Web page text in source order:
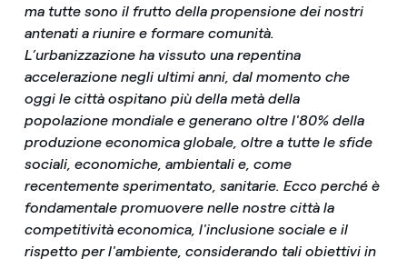
ma tutte sono il frutto della propensione dei nostri
antenati a riunire e formare comunità.
L’urbanizzazione ha vissuto una repentina
accelerazione negli ultimi anni, dal momento che
oggi le città ospitano più della metà della
popolazione mondiale e generano oltre l'80% della
produzione economica globale, oltre a tutte le sfide
sociali, economiche, ambientali e, come
recentemente sperimentato, sanitarie. Ecco perché è
fondamentale promuovere nelle nostre città la
competitività economica, l'inclusione sociale e il
rispetto per l'ambiente, considerando tali obiettivi in